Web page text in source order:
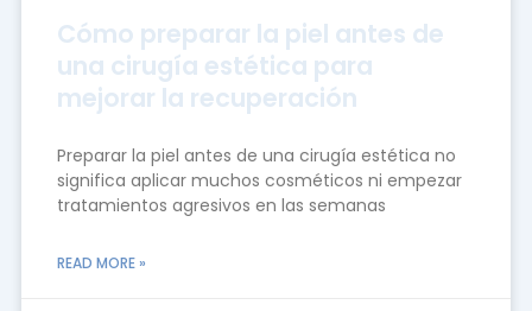
Cómo preparar la piel antes de
una cirugía estética para
mejorar la recuperación
Preparar la piel antes de una cirugía estética no
significa aplicar muchos cosméticos ni empezar
tratamientos agresivos en las semanas
READ MORE »